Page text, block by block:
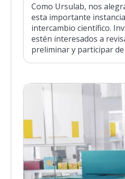
Como Ursulab, nos
esta importante
intercambio científico.
estén interesados a
preliminar y participar